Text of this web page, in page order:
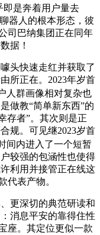
即是奔着用户量去
器人的根本形态，彼
司巴纳集团正在同年
据！
头快速走红并获取了
所正在。2023年岁首
人群画像相对复杂也
做教“简单新东西”的
存者”。其次则是正
规。可见继2023岁首
间内进入了一个短暂
较强的包涵性也使得
利用并接管正在线这
代表产物。
更深切的典范研读和
消息平安的靠得住性
座。其定位更似一款